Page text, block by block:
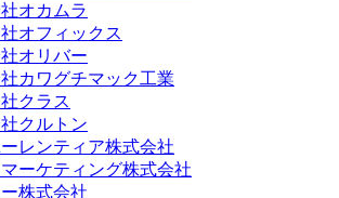
オカムラ
オフィックス
オリバー
カワグチマック工業
クラス
クルトン
レンティア株式会社
ーケティング株式会社
株式会社